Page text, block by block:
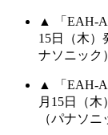
▲ 「EAH-
15日（木）
ナソニック）
▲ 「EAH-
月15日（
（パナソニ